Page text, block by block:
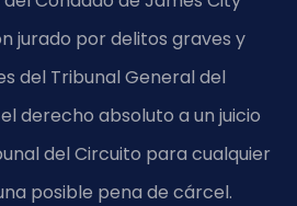
jurado por delitos graves y
del Tribunal General del
derecho absoluto a un juicio
del Circuito para cualquier
posible pena de cárcel.